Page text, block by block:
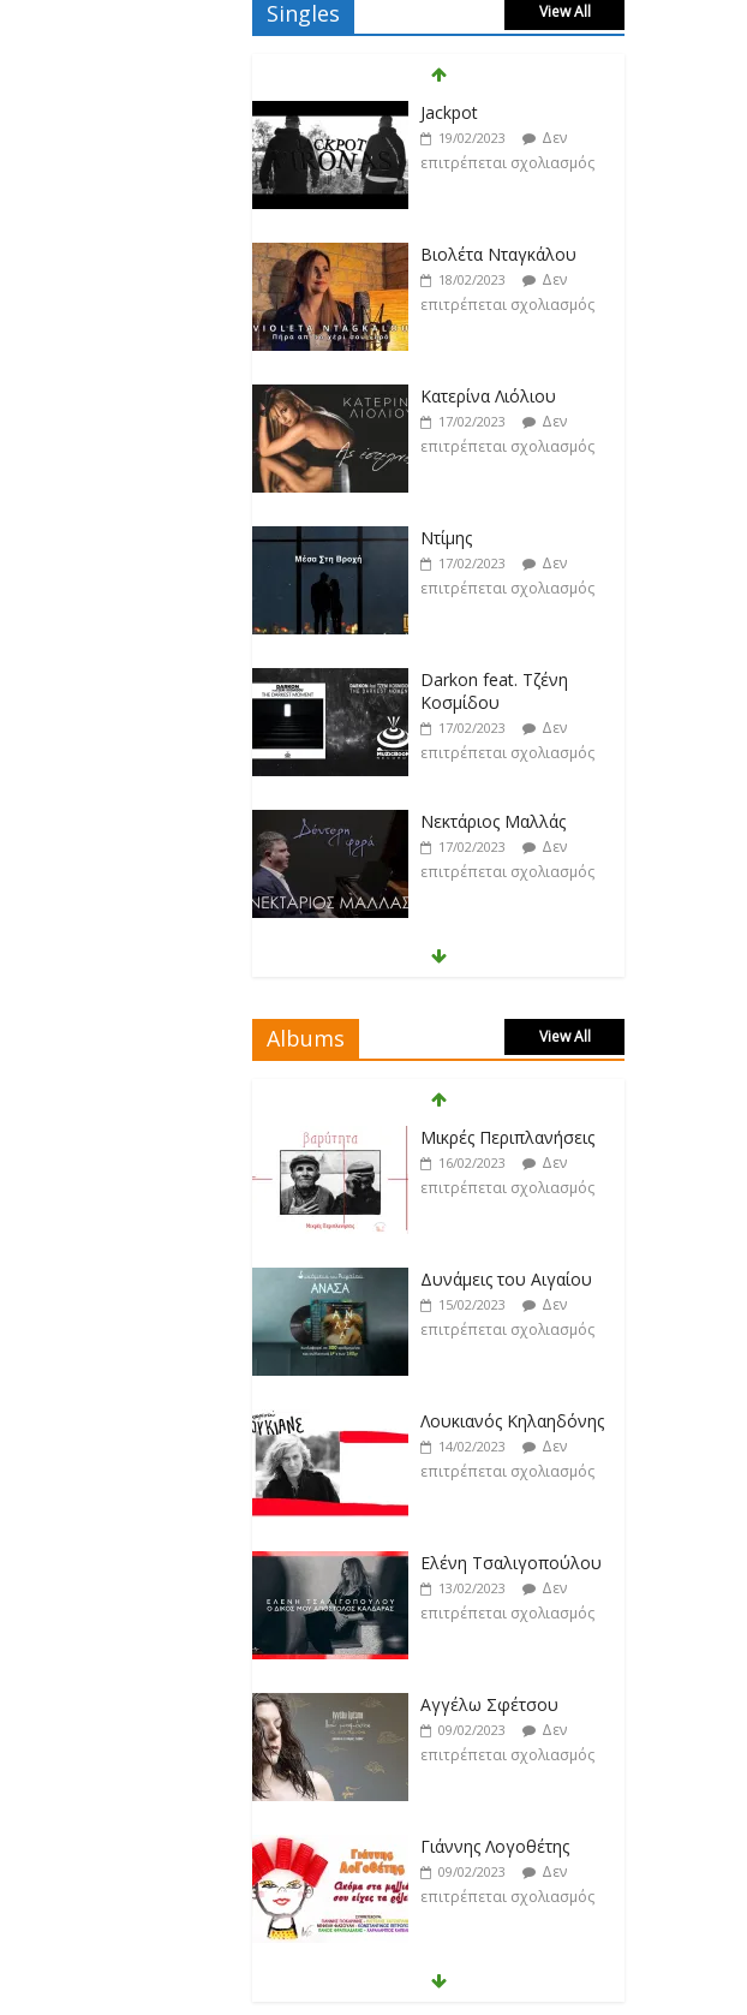
Singles View All
Jackpot
19/02/2023
επιτρέπεται σχολιασμός
18/02/2023
Δεν
επιτρέπεται σχολιασμός
17/02/2023
Δεν
επιτρέπεται σχολιασμός
17/02/2023
επιτρέπεται σχολιασμός
Κοσμίδου
17/02/2023
επιτρέπεται σχολιασμός
17/02/2023
Δεν
επιτρέπεται σχολιασμός
Ασπασία Λαιμού
17/02/2023
επιτρέπεται σχολιασμός
επιτρέπεται σχολιασμός
επιτρέπεται σχολιασμός
Albums View All
Μικρές Περιπλανήσεις
16/02/2023
Δεν
επιτρέπεται σχολιασμός
15/02/2023
Δεν
επιτρέπεται σχολιασμός
14/02/2023
Δεν
επιτρέπεται σχολιασμός
13/02/2023
Δεν
επιτρέπεται σχολιασμός
09/02/2023
Δεν
επιτρέπεται σχολιασμός
09/02/2023
Δεν
επιτρέπεται σχολιασμός
03/02/2023